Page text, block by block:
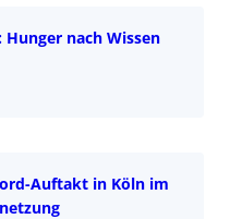
Hunger nach Wissen
Auftakt in Köln im